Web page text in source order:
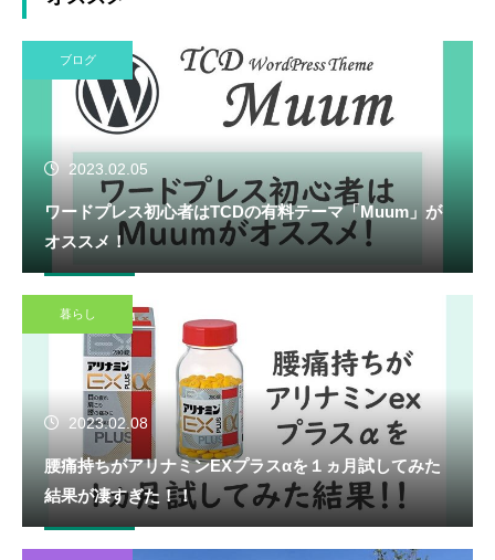
ブログ
2023.02.05
ワードプレス初心者はTCDの有料テーマ「Muum」が
オススメ！
暮らし
2023.02.08
腰痛持ちがアリナミンEXプラスαを１ヵ月試してみた
結果が凄すぎた！！